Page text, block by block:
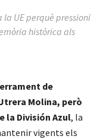
UE perquè pressioni
històrica als
de
Molina, però
la División Azul, la
vigents els